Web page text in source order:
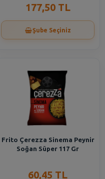
177,50 TL
Şube Seçiniz
Frito Çerezza Sinema Peynir
Soğan Süper 117 Gr
60,45 TL